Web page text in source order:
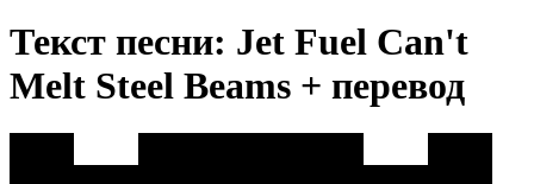
Текст песни: Jet Fuel Can't
Melt Steel Beams + перевод